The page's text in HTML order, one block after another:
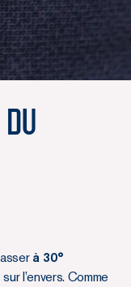
à 30°
l’envers. Comme